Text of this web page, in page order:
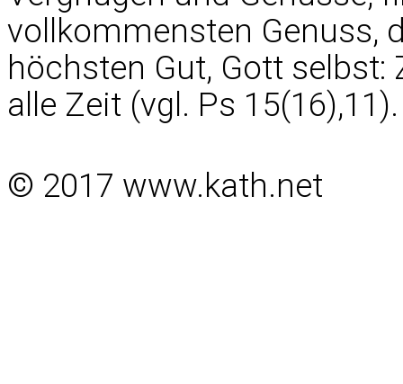
vollkommensten Genuss,
höchsten Gut, Gott selbst:
alle Zeit (vgl. Ps 15(16),11).
© 2017 www.kath.net